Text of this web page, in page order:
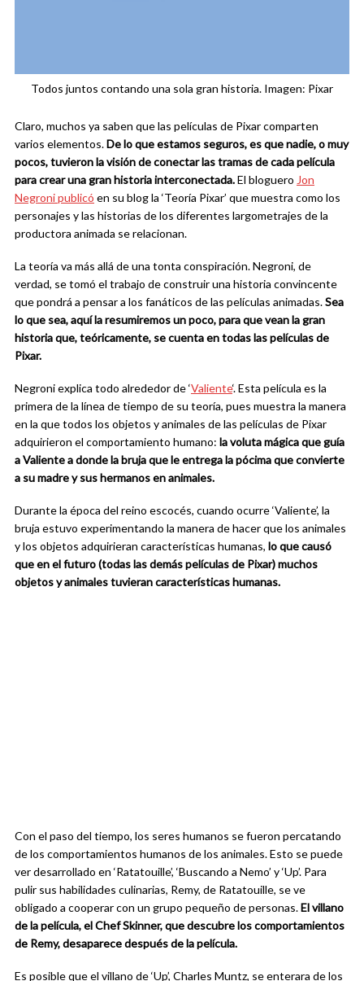
Todos juntos contando una sola gran historia. Imagen: Pixar
Claro, muchos ya saben que las películas de Pixar comparten
varios elementos.De lo que estamos seguros, es que nadie, o muy
pocos, tuvieron la visión de conectar las tramas de cada película
para crear una gran historia interconectada.El bloguero Jon
Negroni publicó en su blog la ‘Teoría Pixar’ que muestra como los
personajes y las historias de los diferentes largometrajes de la
productora animada se relacionan.
La teoría va más allá de una tonta conspiración. Negroni, de
verdad, se tomó el trabajo de construir una historia convincente
que pondrá a pensar a los fanáticos de las películas animadas.Sea
lo que sea, aquí la resumiremos un poco, para que vean la gran
historia que, teóricamente, se cuenta en todas las películas de
Pixar.
Negroni explica todo alrededor de ‘Valiente‘. Esta película es la
primera de la línea de tiempo de su teoría, pues muestra la manera
en la que todos los objetos y animales de las películas de Pixar
adquirieron el comportamiento humano: la voluta mágica que guía
a Valiente a donde la bruja que le entrega la pócima que convierte
a su madre y sus hermanos en animales.
Durante la época del reino escocés, cuando ocurre ‘Valiente’, la
bruja estuvo experimentando la manera de hacer que los animales
y los objetos adquirieran características humanas, lo que causó
que en el futuro (todas las demás películas de Pixar) muchos
objetos y animales tuvieran características humanas.
Con el paso del tiempo, los seres humanos se fueron percatando
de los comportamientos humanos de los animales. Esto se puede
ver desarrollado en ‘Ratatouille’, ‘Buscando a Nemo’ y ‘Up’. Para
pulir sus habilidades culinarias, Remy, de Ratatouille, se ve
obligado a cooperar con un grupo pequeño de personas.El villano
de la película, el Chef Skinner, que descubre los comportamientos
de Remy, desaparece después de la película.
Es posible que el villano de ‘Up’, Charles Muntz, se enterara de los